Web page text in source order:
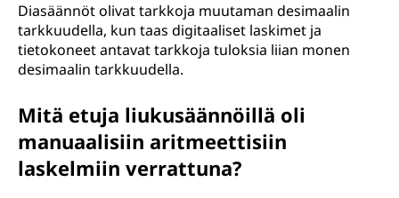
Diasäännöt olivat tarkkoja muutaman desimaalin
tarkkuudella, kun taas digitaaliset laskimet ja
tietokoneet antavat tarkkoja tuloksia liian monen
desimaalin tarkkuudella.
Mitä etuja liukusäännöillä oli
manuaalisiin aritmeettisiin
laskelmiin verrattuna?